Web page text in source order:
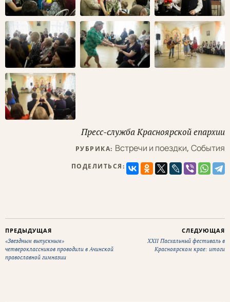
Пресс-служба Красноярской епархии
РУБРИКА: Встречи и поездки, События
ПОДЕЛИТЬСЯ:
ПРЕДЫДУЩАЯ
«Звездным выпускным»
четвероклассников проводили в Ачинской
православной гимназии
СЛЕДУЮЩАЯ
XXII Пасхальный фестиваль в
Красноярском крае: итоги